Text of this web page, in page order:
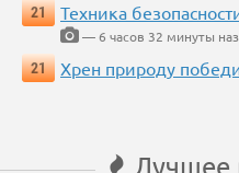
21
Техника
— 6 часов 32 минуты
21
Хрен природу
Лучшее